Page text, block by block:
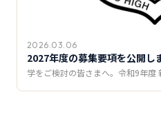
2026.03.06
2027年度の募集要項を公開し
学をご検討の皆さまへ。令和9年